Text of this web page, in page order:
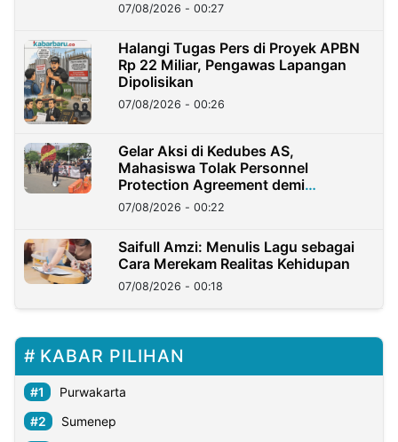
07/08/2026 - 00:27
Halangi Tugas Pers di Proyek APBN
Rp 22 Miliar, Pengawas Lapangan
Dipolisikan
07/08/2026 - 00:26
Gelar Aksi di Kedubes AS,
Mahasiswa Tolak Personnel
Protection Agreement demi
Kedaulatan Negara
07/08/2026 - 00:22
Saifull Amzi: Menulis Lagu sebagai
Cara Merekam Realitas Kehidupan
07/08/2026 - 00:18
KABAR PILIHAN
Purwakarta
Sumenep